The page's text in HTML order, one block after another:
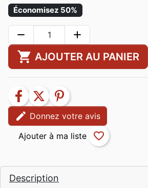
Description
Économisez 50%
remove add
shopping_cart AJOUTER AU PANIER
facebook twitter
pinterest
edit Donnez votre avis
favorite_border